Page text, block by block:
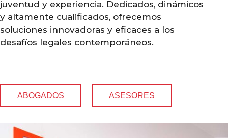
juventud y experiencia. Dedicados, dinámicos
y altamente cualificados, ofrecemos
soluciones innovadoras y eficaces a los
desafíos legales contemporáneos.
ABOGADOS ASESORES